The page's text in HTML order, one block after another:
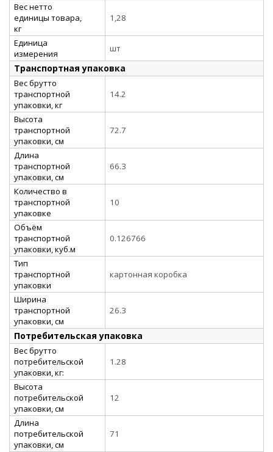
Вес нетто
единицы товара,
кг
1,28
Единица
измерения
шт
Транспортная упаковка
Вес брутто
транспортной
упаковки, кг
14.2
Высота
транспортной
упаковки, см
72.7
Длина
транспортной
упаковки, см
66.3
Количество в
транспортной
упаковке
10
Объём
транспортной
упаковки, куб.м
0.126766
Тип
транспортной
упаковки
картонная коробка
Ширина
транспортной
упаковки, см
26.3
Потребительская упаковка
Вес брутто
потребительской
упаковки, кг:
1.28
Высота
потребительской
упаковки, см
12
Длина
потребительской
упаковки, см
71